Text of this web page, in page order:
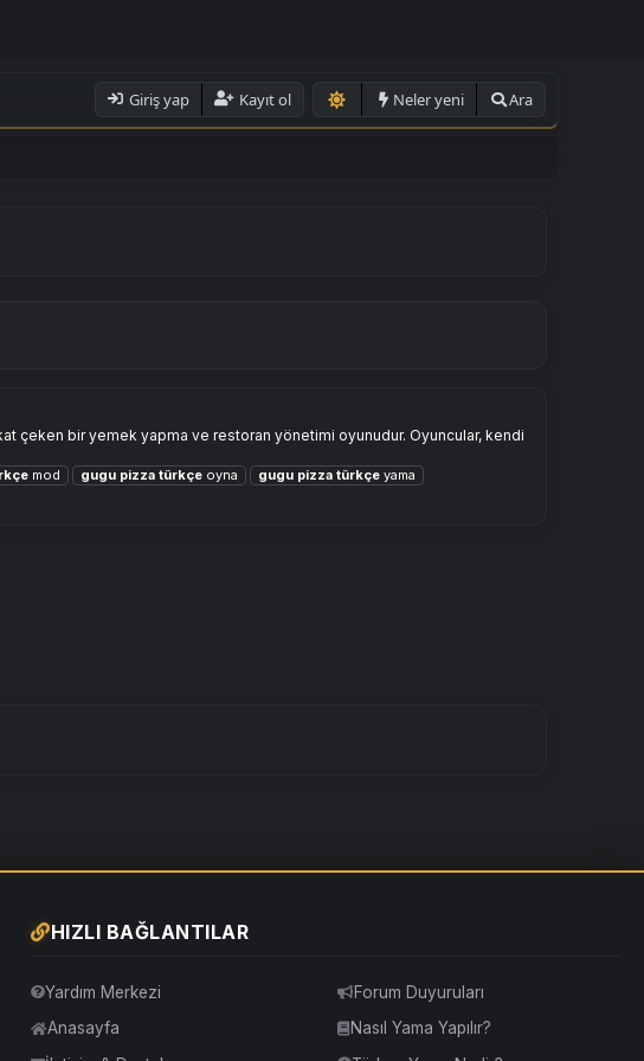
Giriş yap Kayıt ol Neler yeni Ara
çeken bir yemek yapma ve restoran yönetimi oyunudur. Oyuncular, kendi
mod gugu pizza türkçe oyna gugu pizza türkçe yama
HIZLI BAĞLANTILAR
Yardım Merkezi
Anasayfa
Forum Duyuruları
Nasıl Yama Yapılır?